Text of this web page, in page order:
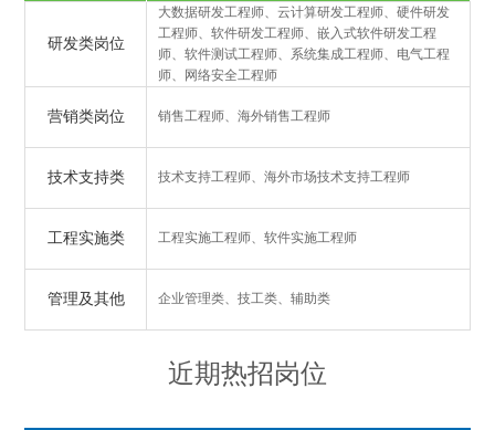
研发类岗位
大数据研发工程师、云计算研发工程师、硬件研发
工程师、软件研发工程师、嵌入式软件研发工程
师、软件测试工程师、系统集成工程师、电气工程
师、网络安全工程师
营销类岗位 销售工程师、海外销售工程师
技术支持类 技术支持工程师、海外市场技术支持工程师
工程实施类 工程实施工程师、软件实施工程师
管理及其他 企业管理类、技工类、辅助类
近期热招岗位